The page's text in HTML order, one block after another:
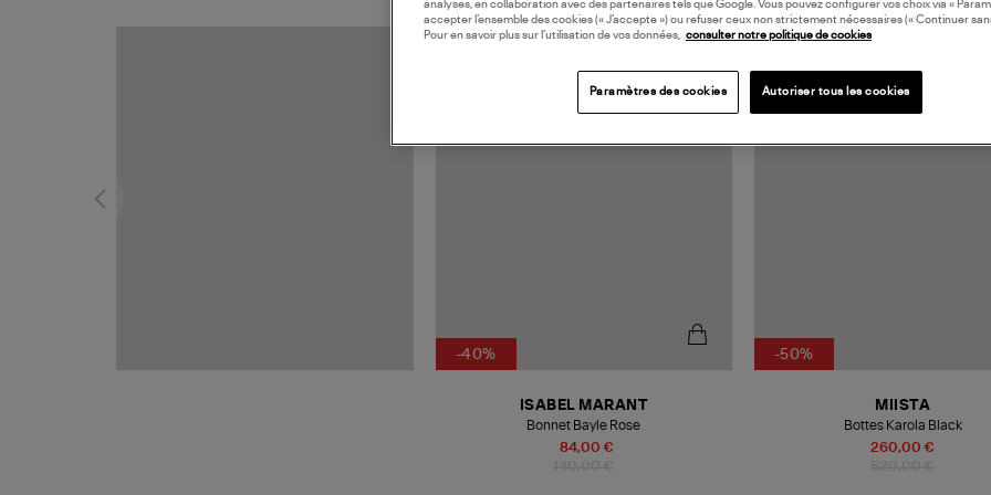
-40%
84,00 €
ISABEL MARANT
Bonnet Bayle Rose
-50%
260,00 €
MIISTA
Bottes Karola Black
analyses, en collaboration avec des partenaires tels que Google. Vous pouvez configurer vos choix via «
accepter l’ensemble des cookies (« J’accepte ») ou refuser ceux non strictement nécessaires (« Continuer
Pour en savoir plus sur l’utilisation de vos données, consulter notre politique de cookies
Paramètres des cookies Autoriser tous les cookies